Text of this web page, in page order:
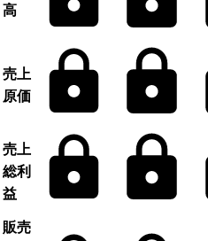
高
売上
原価
売上
総利
益
販売